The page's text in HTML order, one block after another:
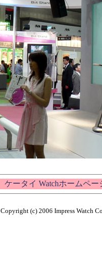
ケータイ Watchホームペー
Copyright (c) 2006 Impress Watch